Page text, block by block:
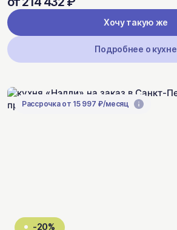
Хочу такую же
Подробнее о кухне
Рассрочка от 15 997 ₽/месяц
-20%